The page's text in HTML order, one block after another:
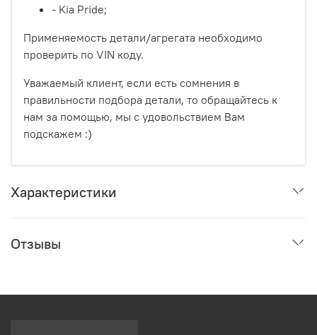
- Kia Pride;
Применяемость детали/агрегата необходимо
проверить по VIN коду.
Уважаемый клиент, если есть сомнения в
правильности подбора детали, то обращайтесь к
нам за помощью, мы с удовольствием Вам
подскажем :)
Характеристики
Отзывы